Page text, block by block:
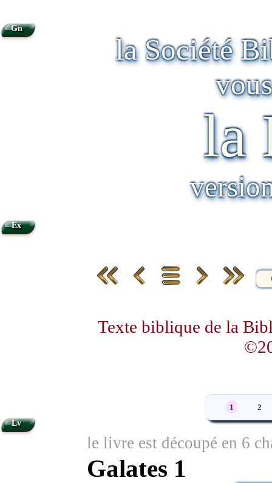
la Société
la
Texte biblique de la
1 2
le livre est découpé en 6
Galates 1
Gn
Ex
Lv